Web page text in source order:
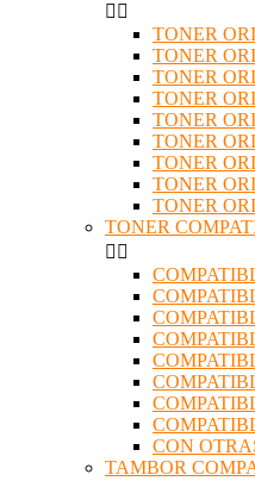
 
TONER
TONER
TONER
TONER
TONER
TONER
TONER
TONER
TONER
TONER
 
CON
TAMBOR